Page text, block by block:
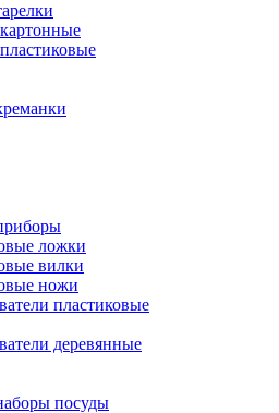
ложки
вилки
ножи
пластиковые
деревянные
посуды